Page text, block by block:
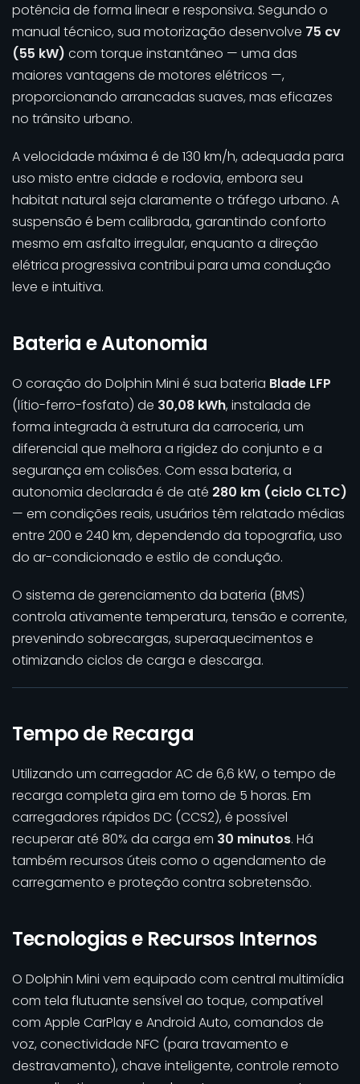
potência de forma linear e responsiva. Segundo o
manual técnico, sua motorização desenvolve 75 cv
(55 kW) com torque instantâneo — uma das
maiores vantagens de motores elétricos —,
proporcionando arrancadas suaves, mas eficazes
no trânsito urbano.
A velocidade máxima é de 130 km/h, adequada para
uso misto entre cidade e rodovia, embora seu
habitat natural seja claramente o tráfego urbano. A
suspensão é bem calibrada, garantindo conforto
mesmo em asfalto irregular, enquanto a direção
elétrica progressiva contribui para uma condução
leve e intuitiva.
Bateria e Autonomia
O coração do Dolphin Mini é sua bateria Blade LFP
(lítio-ferro-fosfato) de 30,08 kWh, instalada de
forma integrada à estrutura da carroceria, um
diferencial que melhora a rigidez do conjunto e a
segurança em colisões. Com essa bateria, a
autonomia declarada é de até 280 km (ciclo CLTC)
— em condições reais, usuários têm relatado médias
entre 200 e 240 km, dependendo da topografia, uso
do ar-condicionado e estilo de condução.
O sistema de gerenciamento da bateria (BMS)
controla ativamente temperatura, tensão e corrente,
prevenindo sobrecargas, superaquecimentos e
otimizando ciclos de carga e descarga.
Tempo de Recarga
Utilizando um carregador AC de 6,6 kW, o tempo de
recarga completa gira em torno de 5 horas. Em
carregadores rápidos DC (CCS2), é possível
recuperar até 80% da carga em 30 minutos. Há
também recursos úteis como o agendamento de
carregamento e proteção contra sobretensão.
Tecnologias e Recursos Internos
O Dolphin Mini vem equipado com central multimídia
com tela flutuante sensível ao toque, compatível
com Apple CarPlay e Android Auto, comandos de
voz, conectividade NFC (para travamento e
destravamento), chave inteligente, controle remoto